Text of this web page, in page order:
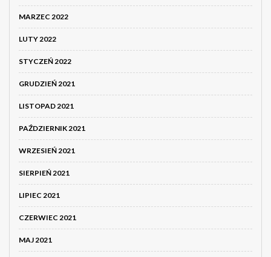
MARZEC 2022
LUTY 2022
STYCZEŃ 2022
GRUDZIEŃ 2021
LISTOPAD 2021
PAŹDZIERNIK 2021
WRZESIEŃ 2021
SIERPIEŃ 2021
LIPIEC 2021
CZERWIEC 2021
MAJ 2021